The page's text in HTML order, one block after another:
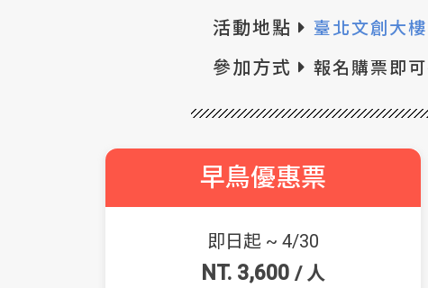
活動地點 臺北文創大
參加方式 報名購票即
早鳥優惠票
即日起 ~ 4/30
NT. 3,600 / 人